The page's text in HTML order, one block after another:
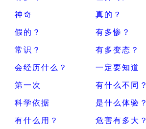
神奇
真的？
假的？
有多惨？
常识？
有多变态？
会经历什么？
一定要知道
第一次
有什么不同？
科学依据
是什么体验？
有什么用？
危害有多大？